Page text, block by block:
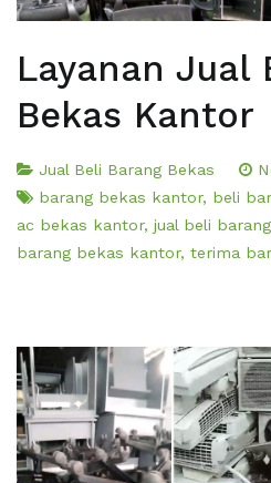
Layanan Jual
Bekas Kantor
Jual Beli Barang Bekas
barang bekas kantor, beli
ac bekas kantor, jual beli
barang bekas kantor, terima